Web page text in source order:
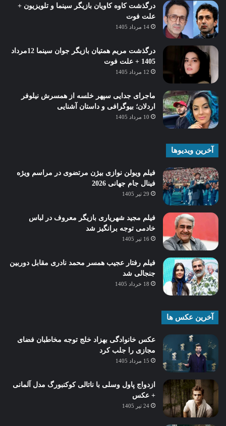
درگذشت کاوه کاویان بازیگر سینما و تلویزیون +
علت فوت
14 مرداد 1405
درگذشت مریم همتیان بازیگر جوان سینما 12مرداد
1405 + علت فوت
12 مرداد 1405
ماجرای جدایی سپهر خلسه از همسرش نیلوفر
اردلان؛ بیوگرافی و داستان آشنایی
10 مرداد 1405
آخرین ویدیوها
فیلم ویولن نوازی بیژن مرتضوی در مراسم ویژه
فینال جام جهانی 2026
29 تیر 1405
فیلم مجید شهریاری بازیگر معروف در لباس
خادمی توجه برانگیز شد
16 تیر 1405
فیلم رفتار عجیب همسر محمد نادری مقابل دوربین
جنجالی شد
18 خرداد 1405
آخرین عکس ها
عکس خانوادگی بهزاد خلج توجه مخاطبان فضای
مجازی را جلب کرد
15 مرداد 1405
ازدواج پاول وسلی با ناتالی کوکنبورگ مدل آلمانی
+ عکس
24 تیر 1405